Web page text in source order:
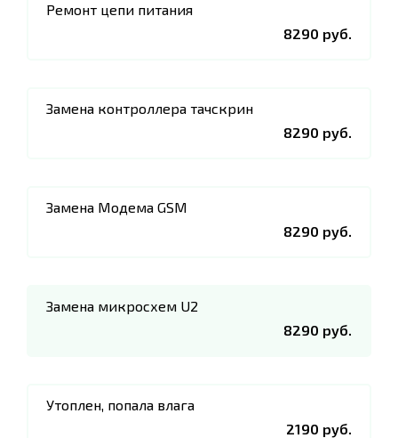
Ремонт цепи питания
8290 руб.
Замена контроллера тачскрин
8290 руб.
Замена Модема GSM
8290 руб.
Замена микросхем U2
8290 руб.
Утоплен, попала влага
2190 руб.